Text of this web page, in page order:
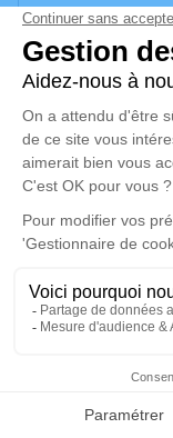
Faire-part
vos
anecdote ou
poèmes ou des
d'expression
ZEBROCK.
Un service de
disponible ici.
Cérémonie
ZA la